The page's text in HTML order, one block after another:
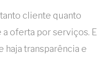
cliente quanto
oferta por serviços. E
haja transparência e